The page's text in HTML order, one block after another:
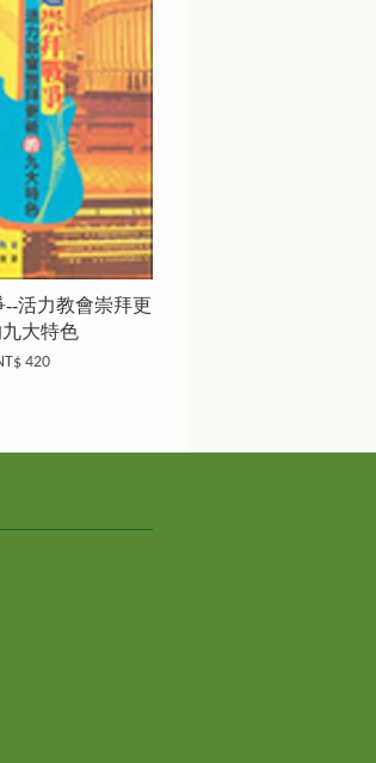
活力教會崇拜更
大特色
420